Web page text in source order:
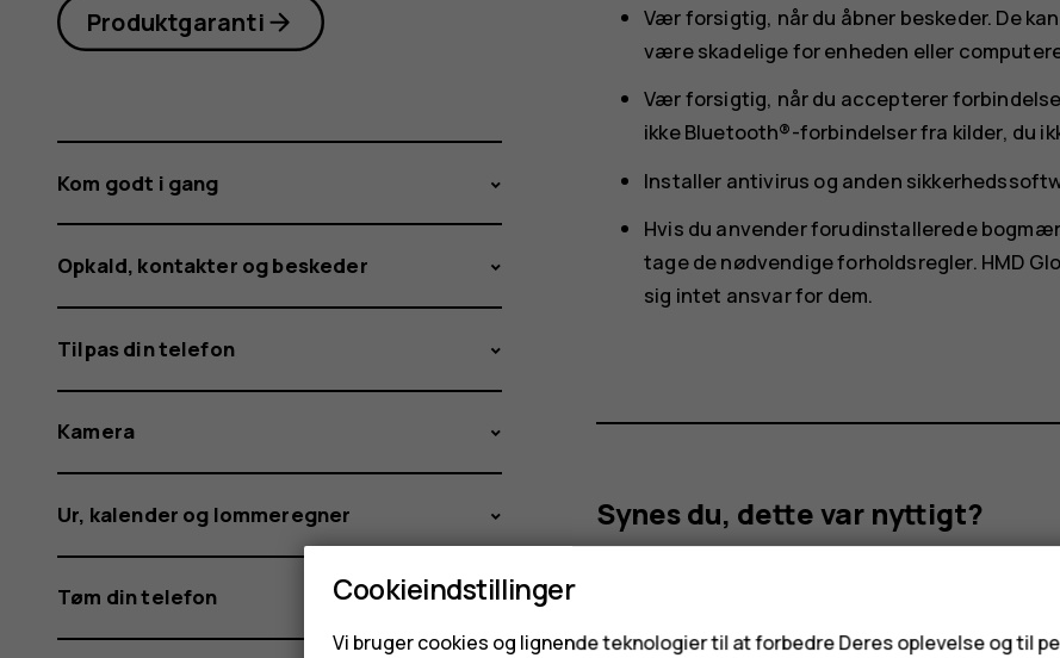
Vær forsigtig, når du åbner beskeder. De
være skadelige for enheden eller
Vær forsigtig, når du accepterer
ikke Bluetooth®-forbindelser fra kilder, du
Installer antivirus og anden
Hvis du anvender forudinstallerede
tage de nødvendige forholdsregler. HMD
sig intet ansvar for dem.
Synes du, dette var nyttigt?
Produktgaranti
Kom godt i gang
Opkald, kontakter og beskeder
Tilpas din telefon
Kamera
Ur, kalender og lommeregner
Tøm din telefon Cookieindstillinger
Vi bruger cookies og lignende teknologier til at forbedre Deres oplevelse og til